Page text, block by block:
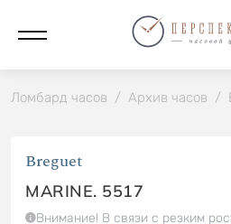
Ломбард часов / Архив часов /
Breguet
MARINE. 5517
Внимание! В связи с резким